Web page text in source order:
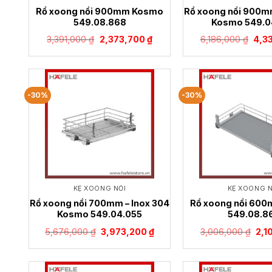
Rổ xoong nồi 900mm Kosmo
549.08.868
3,391,000₫ Giá
gốc
là:
2,373,700₫Giá
hiện
tại
2,373,700 ₫.
Rổ xoong nồi
Kosmo
6,186,000₫ Giá
gốc
là:
-30%
KỆ XOONG NỒI
Rổ xoong nồi 700mm – Inox 304
Kosmo 549.04.055
5,676,000₫ Giá
gốc
là:
3,973,200₫Giá
tại
3,973,200 ₫.
-30%
KỆ XOONG
Rổ xoong nồi
3,006,000₫ Giá
gốc
là: